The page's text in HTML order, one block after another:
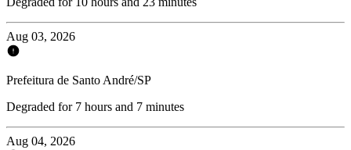
Aug 03, 2026
Prefeitura de Santo André/SP
Degraded for 7 hours and 7 minutes
Aug 04, 2026